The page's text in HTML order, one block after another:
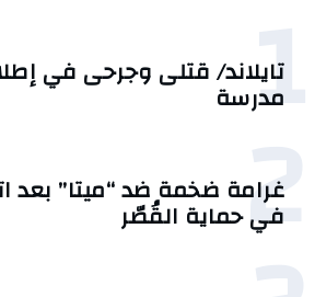
1
تايلاند/ قتلى وجرحى في
مدرسة
2
غرامة ضخمة ضد “ميتا” بعد
في حماية القُصّر